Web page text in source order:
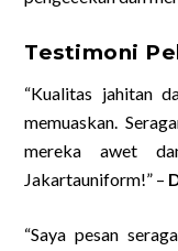
Testimoni
“Kualitas jahitan
memuaskan.
mereka awet
Jakartauniform!” –
“Saya pesan